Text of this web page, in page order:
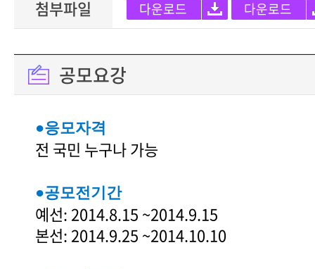
첨부파일
다운로드 다운로드
공모요강
●응모자격
전 국민 누구나 가능
●공모전기간
예선: 2014.8.15 ~2014.9.15
본선: 2014.9.25 ~2014.10.10